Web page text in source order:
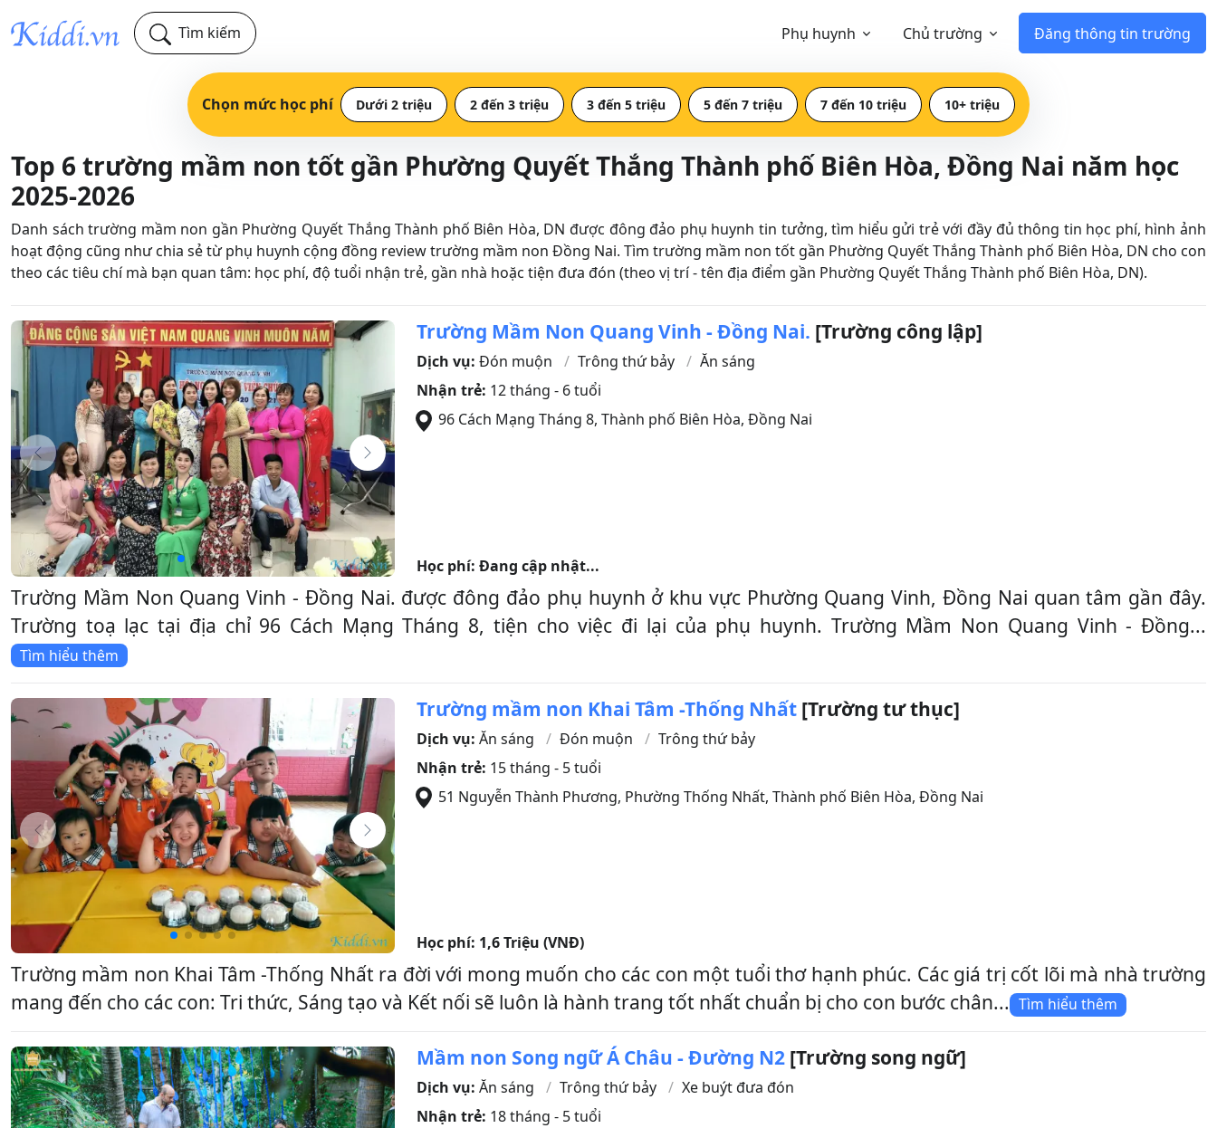
Tìm kiếm Phụ huynh Chủ trường Đăng thông tin trường
Chọn mức học phí Dưới 2 triệu 2 đến 3 triệu 3 đến 5 triệu 5 đến 7 triệu 7 đến 10 triệu 10+ triệu
Top 6 trường mầm non tốt gần Phường Quyết Thắng Thành phố Biên Hòa, Đồng Nai năm học
2025-2026
Danh sách trường mầm non gần Phường Quyết Thắng Thành phố Biên Hòa, DN được đông đảo phụ huynh tin tưởng, tìm hiểu gửi trẻ với đầy đủ thông tin học phí, hình ảnh
hoạt động cũng như chia sẻ từ phụ huynh cộng đồng review trường mầm non Đồng Nai. Tìm trường mầm non tốt gần Phường Quyết Thắng Thành phố Biên Hòa, DN cho con
theo các tiêu chí mà bạn quan tâm: học phí, độ tuổi nhận trẻ, gần nhà hoặc tiện đưa đón (theo vị trí - tên địa điểm gần Phường Quyết Thắng Thành phố Biên Hòa, DN).
Trường Mầm Non Quang Vinh - Đồng Nai. [Trường công lập]
Dịch vụ: Đón muộn Trông thứ bảy
Ăn sáng
Nhận trẻ: 12 tháng - 6 tuổi
96 Cách Mạng Tháng 8, Thành phố Biên Hòa, Đồng Nai
Học phí: Đang cập nhật...
Trường Mầm Non Quang Vinh - Đồng Nai. được đông đảo phụ huynh ở khu vực Phường Quang Vinh, Đồng Nai quan tâm gần đây.
Trường toạ lạc tại địa chỉ 96 Cách Mạng Tháng 8, tiện cho việc đi lại của phụ huynh. Trường Mầm Non Quang Vinh - Đồng...
Tìm hiểu thêm
Trường mầm non Khai Tâm -Thống Nhất[Trường tư thục]
Dịch vụ: Ăn sáng Đón muộn
Trông thứ bảy
Nhận trẻ: 15 tháng - 5 tuổi
51 Nguyễn Thành Phương, Phường Thống Nhất, Thành phố Biên Hòa, Đồng Nai
Học phí: 1,6 Triệu (VNĐ)
Trường mầm non Khai Tâm -Thống Nhất ra đời với mong muốn cho các con một tuổi thơ hạnh phúc. Các giá trị cốt lõi mà nhà trường
mang đến cho các con: Tri thức, Sáng tạo và Kết nối sẽ luôn là hành trang tốt nhất chuẩn bị cho con bước chân... Tìm hiểu thêm
Mầm non Song ngữ Á Châu - Đường N2[Trường song ngữ]
Dịch vụ: Ăn sáng Trông thứ bảy
Xe buýt đưa đón
Nhận trẻ: 18 tháng - 5 tuổi